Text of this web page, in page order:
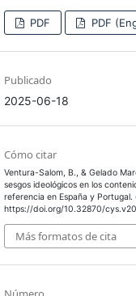
PDF PDF
Publicado
2025-06-18
Cómo citar
Ventura-Salom, B., & Gelado
sesgos ideológicos en los
referencia en España y Portugal.
https://doi.org/10.32870/
Más formatos de cita